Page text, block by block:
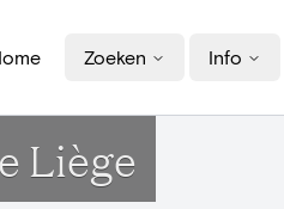
Zoeken Info
Liège